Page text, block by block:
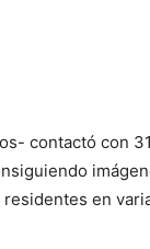
contactó con
en